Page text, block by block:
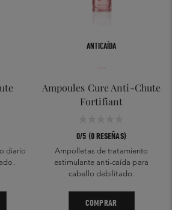
diario
ANTICAÍDA
Ampoules Cure Anti-Chute
Fortifiant
0/5 (0 RESEÑAS)
Ampolletas de tratamiento
estimulante anti-caída para
cabello debilitado.
COMPRAR